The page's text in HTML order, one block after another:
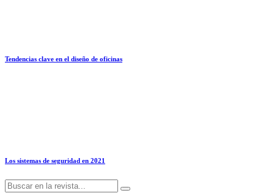
Tendencias clave en el diseño de oficinas
Los sistemas de seguridad en 2021